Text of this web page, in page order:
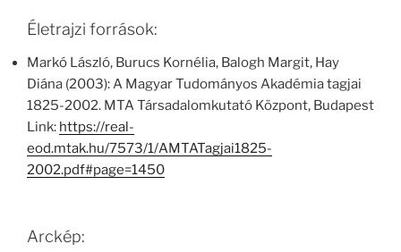
Életrajzi források:
Markó László, Burucs Kornélia, Balogh Margit, Hay
Diána (2003): A Magyar Tudományos Akadémia tagjai
1825-2002. MTA Társadalomkutató Központ, Budapest
Link: https://real-
eod.mtak.hu/7573/1/AMTATagjai1825-
2002.pdf#page=1450
Arckép: